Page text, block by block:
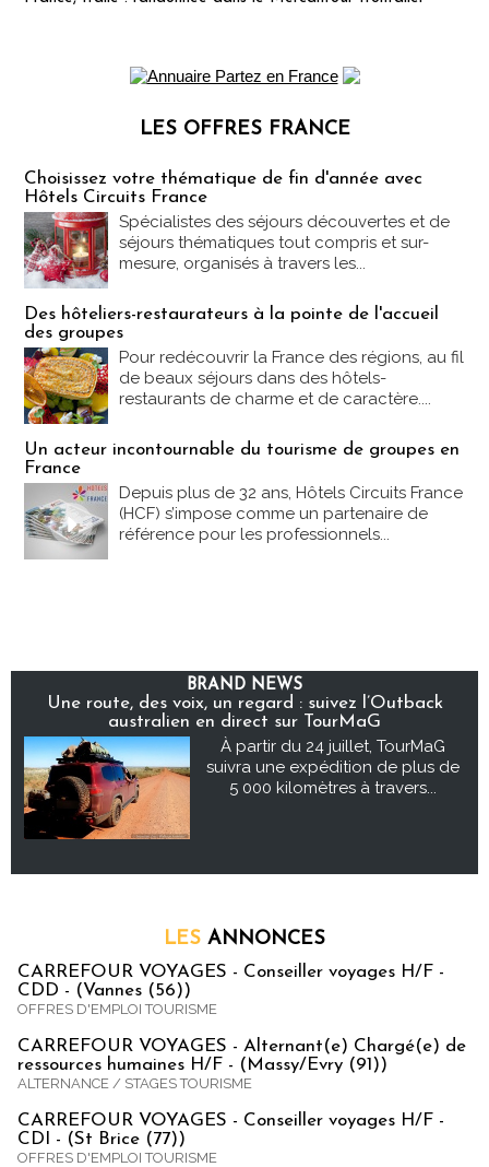
LES OFFRES FRANCE
Choisissez votre thématique de fin d'année avec
Hôtels Circuits France
Spécialistes des séjours découvertes et de
séjours thématiques tout compris et sur-
mesure, organisés à travers les...
Des hôteliers-restaurateurs à la pointe de l'accueil
des groupes
Pour redécouvrir la France des régions, au fil
de beaux séjours dans des hôtels-
restaurants de charme et de caractère....
Un acteur incontournable du tourisme de groupes en
France
Depuis plus de 32 ans, Hôtels Circuits France
(HCF) s’impose comme un partenaire de
référence pour les professionnels...
BRAND NEWS
Une route, des voix, un regard : suivez l’Outback
australien en direct sur TourMaG
À partir du 24 juillet, TourMaG
suivra une expédition de plus de
5 000 kilomètres à travers...
LES ANNONCES
CARREFOUR VOYAGES - Conseiller voyages H/F -
CDD - (Vannes (56))
OFFRES D'EMPLOI TOURISME
CARREFOUR VOYAGES - Alternant(e) Chargé(e) de
ressources humaines H/F - (Massy/Evry (91))
ALTERNANCE / STAGES TOURISME
CARREFOUR VOYAGES - Conseiller voyages H/F -
CDI - (St Brice (77))
OFFRES D'EMPLOI TOURISME